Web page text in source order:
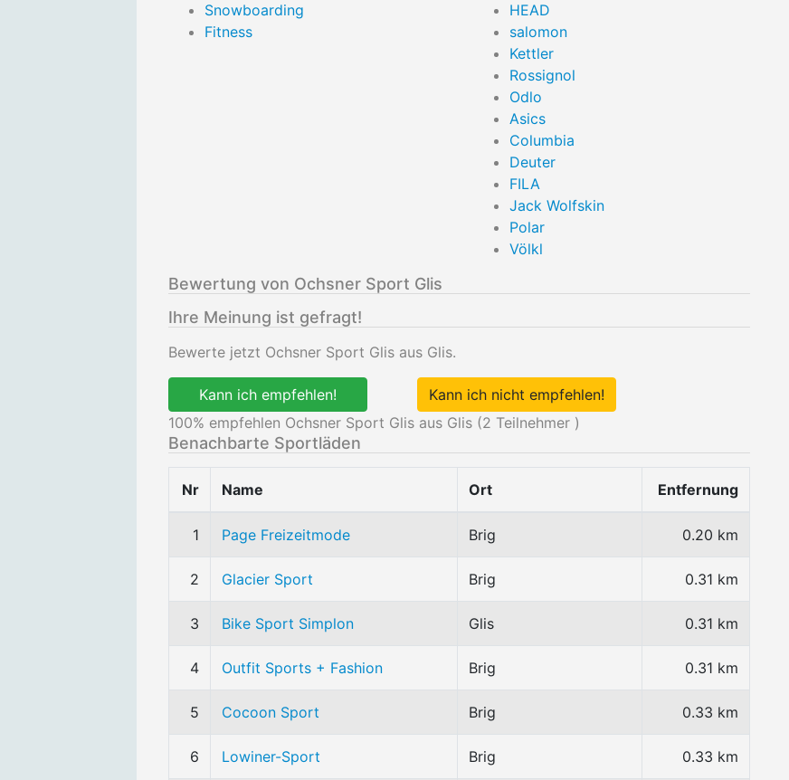
Snowboarding
Fitness
HEAD
salomon
Kettler
Rossignol
Odlo
Asics
Columbia
Deuter
FILA
Jack Wolfskin
Polar
Völkl
Bewertung von Ochsner Sport Glis
Ihre Meinung ist gefragt!
Bewerte jetzt Ochsner Sport Glis aus Glis.
Kann ich empfehlen!
Kann ich nicht empfehlen!
100% empfehlen Ochsner Sport Glis aus Glis (2 Teilnehmer )
Benachbarte Sportläden
Nr Name Ort Entfernung
1 Page Freizeitmode Brig 0.20 km
2 Glacier Sport Brig 0.31 km
3 Bike Sport Simplon Glis 0.31 km
4 Outfit Sports + Fashion Brig 0.31 km
5 Cocoon Sport Brig 0.33 km
6 Lowiner-Sport Brig 0.33 km